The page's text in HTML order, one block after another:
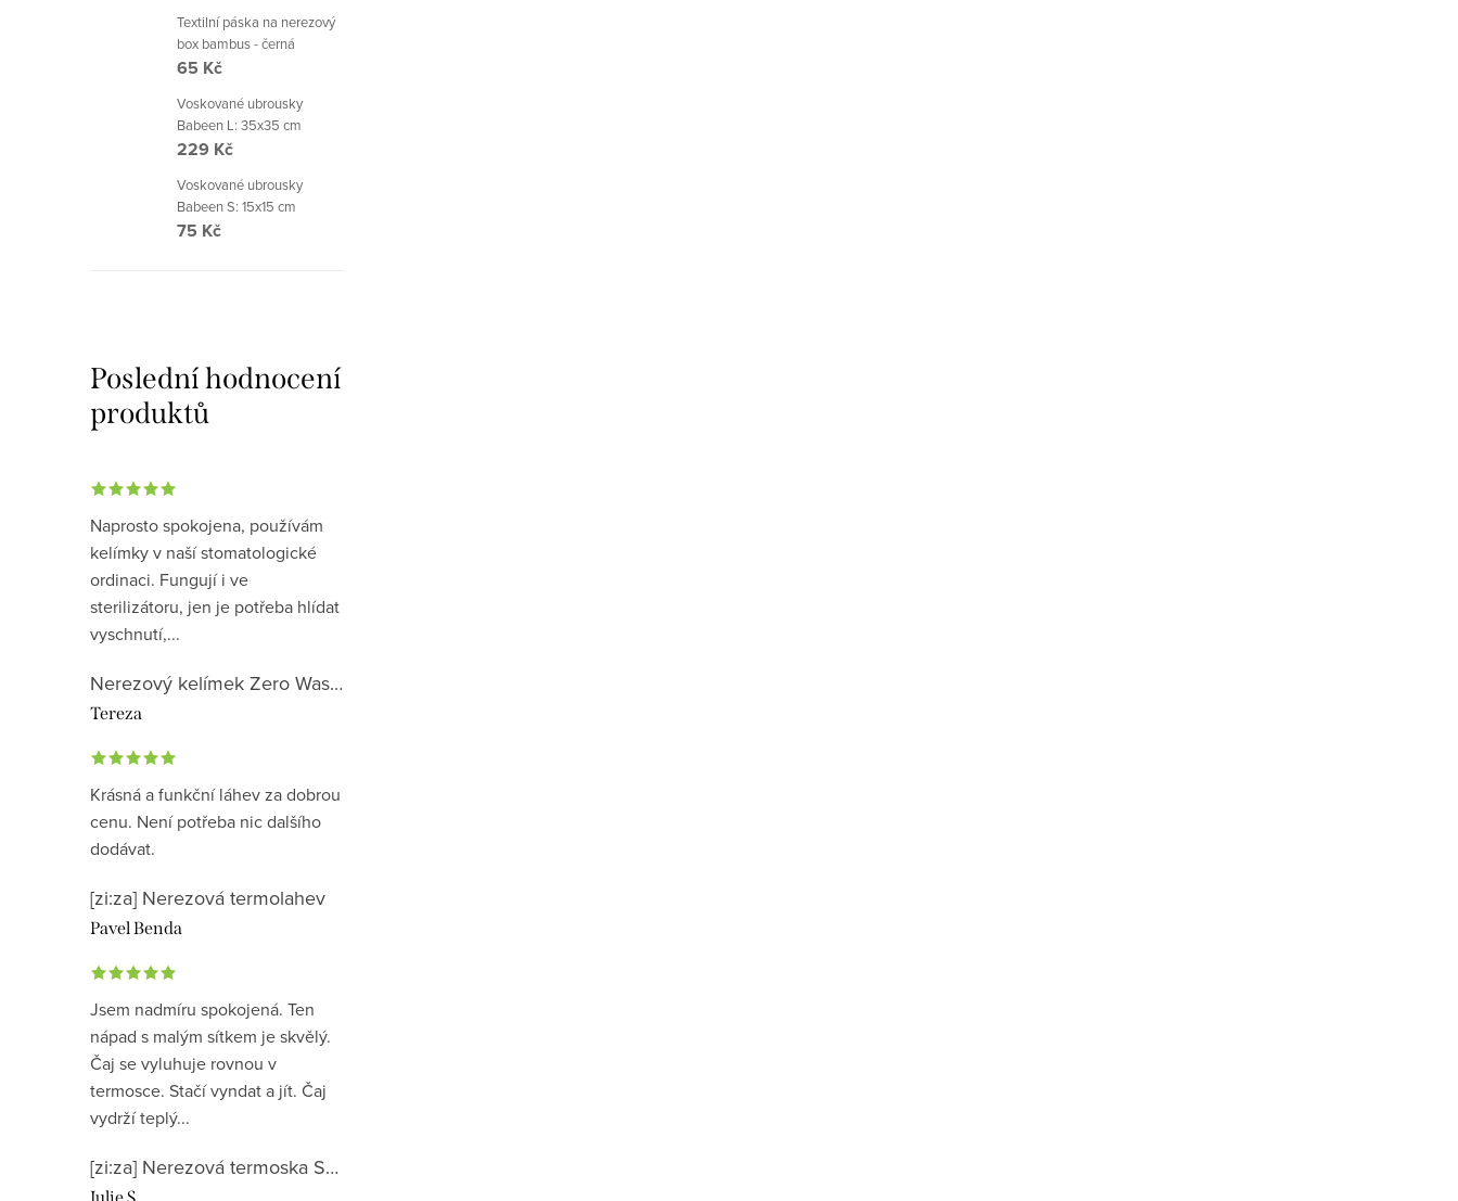
Textilní páska na nerezový
box bambus - černá
65 Kč
Voskované ubrousky
Babeen L: 35x35 cm
229 Kč
Voskované ubrousky
Babeen S: 15x15 cm
75 Kč
Poslední hodnocení
produktů
Naprosto spokojena, používám
kelímky v naší stomatologické
ordinaci. Fungují i ve
sterilizátoru, jen je potřeba hlídat
vyschnutí,...
Nerezový kelímek Zero Waste Life (240ml/340ml/500ml)
Tereza
Krásná a funkční láhev za dobrou
cenu. Není potřeba nic dalšího
dodávat.
[zi:za] Nerezová termolahev
Pavel Benda
Jsem nadmíru spokojená. Ten
nápad s malým sítkem je skvělý.
Čaj se vyluhuje rovnou v
termosce. Stačí vyndat a jít. Čaj
vydrží teplý...
[zi:za] Nerezová termoska SLIM - růžová